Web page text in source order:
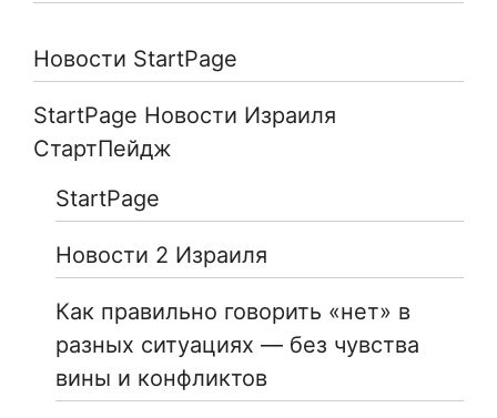
Новости StartPage
StartPage Новости Израиля
СтартПейдж
StartPage
Новости 2 Израиля
Как правильно говорить «нет» в
разных ситуациях — без чувства
вины и конфликтов